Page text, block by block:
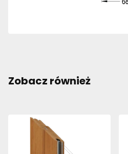
Zobacz również